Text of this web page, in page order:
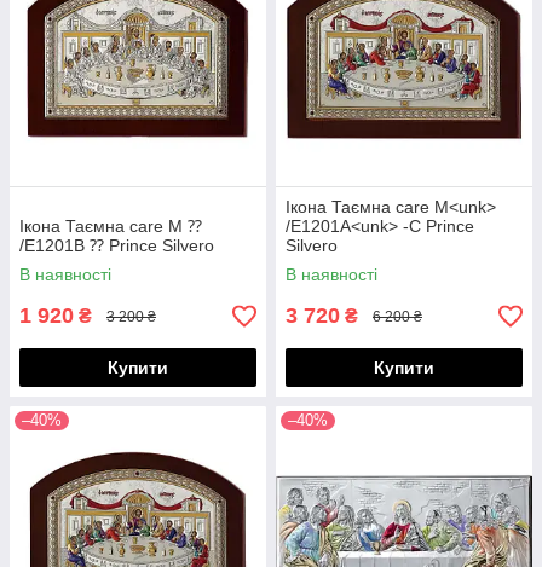
Ікона Таємна care M ⁇
/E1201B ⁇ Prince Silvero
В наявності
1 920 ₴ 3 200 ₴
Купити
Ікона Таємна care M<unk>
/E1201A<unk> -C Prince
Silvero
В наявності
3 720 ₴ 6 200 ₴
Купити
–40% –40%